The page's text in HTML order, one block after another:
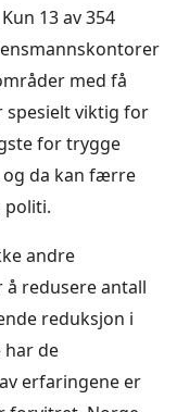
13 av 354
med få
spesielt viktig for
for trygge
da kan færre
politi.
andre
redusere antall
reduksjon i
har de
erfaringene er